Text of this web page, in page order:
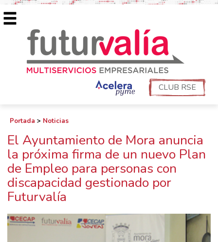
CLUB RSE
Portada > Noticias
El Ayuntamiento de Mora anuncia
la próxima firma de un nuevo Plan
de Empleo para personas con
discapacidad gestionado por
Futurvalía